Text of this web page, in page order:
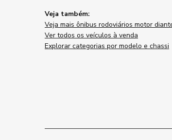
Veja também:
Veja mais ônibus rodoviários motor
Ver todos os veículos à venda
Explorar categorias por modelo e chassi